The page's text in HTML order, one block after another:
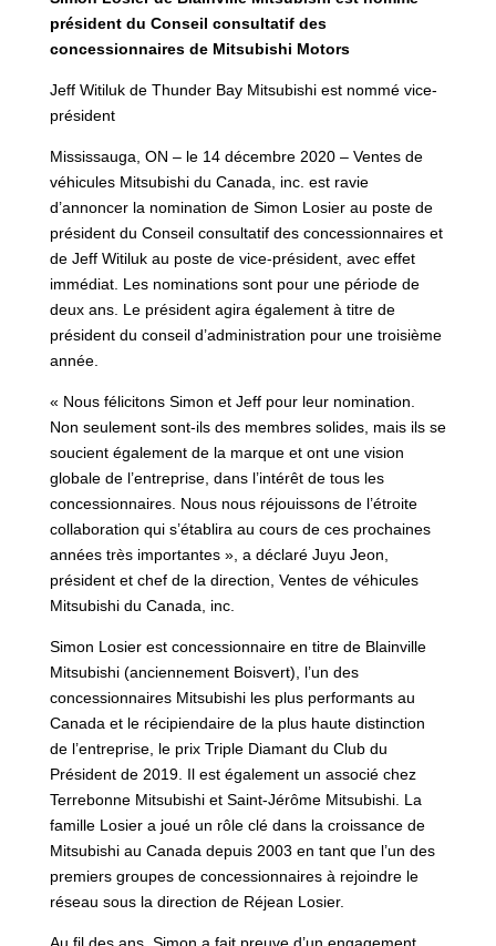
président du Conseil consultatif des
concessionnaires de Mitsubishi Motors
Jeff Witiluk de Thunder Bay Mitsubishi est nommé vice-
président
Mississauga, ON – le 14 décembre 2020 – Ventes de
véhicules Mitsubishi du Canada, inc. est ravie
d’annoncer la nomination de Simon Losier au poste de
président du Conseil consultatif des concessionnaires et
de Jeff Witiluk au poste de vice-président, avec effet
immédiat. Les nominations sont pour une période de
deux ans. Le président agira également à titre de
président du conseil d’administration pour une troisième
année.
« Nous félicitons Simon et Jeff pour leur nomination.
Non seulement sont-ils des membres solides, mais ils se
soucient également de la marque et ont une vision
globale de l’entreprise, dans l’intérêt de tous les
concessionnaires. Nous nous réjouissons de l’étroite
collaboration qui s’établira au cours de ces prochaines
années très importantes », a déclaré Juyu Jeon,
président et chef de la direction, Ventes de véhicules
Mitsubishi du Canada, inc.
Simon Losier est concessionnaire en titre de Blainville
Mitsubishi (anciennement Boisvert), l’un des
concessionnaires Mitsubishi les plus performants au
Canada et le récipiendaire de la plus haute distinction
de l’entreprise, le prix Triple Diamant du Club du
Président de 2019. Il est également un associé chez
Terrebonne Mitsubishi et Saint-Jérôme Mitsubishi. La
famille Losier a joué un rôle clé dans la croissance de
Mitsubishi au Canada depuis 2003 en tant que l’un des
premiers groupes de concessionnaires à rejoindre le
réseau sous la direction de Réjean Losier.